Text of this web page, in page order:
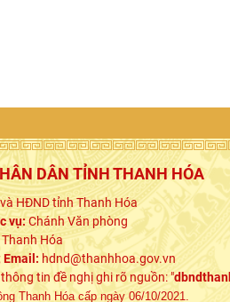
DÂN TỈNH THANH HÓA
HĐND tỉnh Thanh Hóa
vụ:Chánh Văn phòng
Hóa
Email: hdnd@thanhhoa.gov.vn
tin đề nghị ghi rõ nguồn: "
Thanh Hóa cấp ngày 06/10/2021.